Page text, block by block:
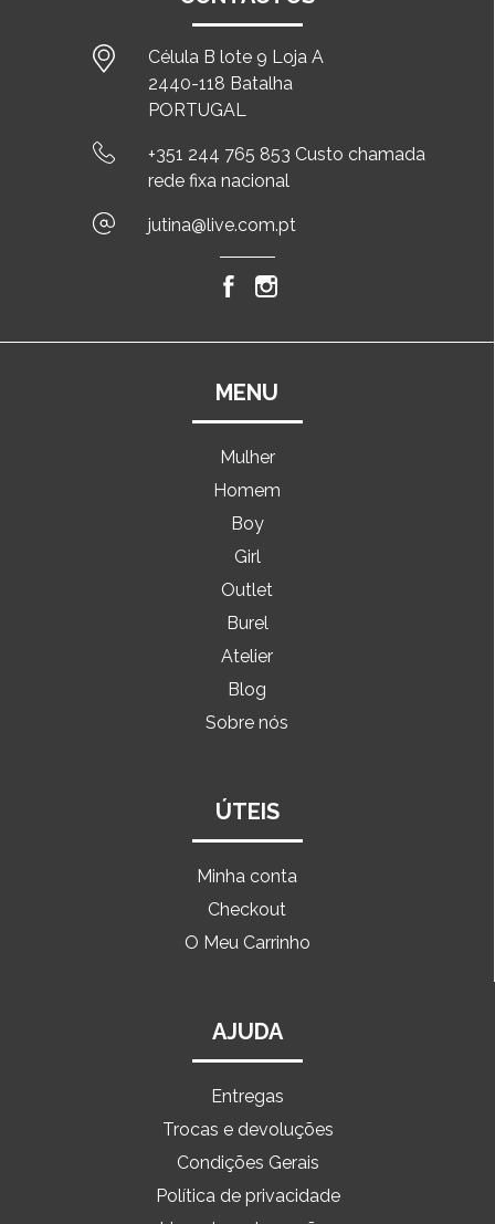
Célula B lote 9 Loja A
2440-118 Batalha
PORTUGAL
+351 244 765 853 Custo chamada
rede fixa nacional
jutina@live.com.pt
MENU
Mulher
Homem
Boy
Girl
Outlet
Burel
Atelier
Blog
Sobre nós
ÚTEIS
Minha conta
Checkout
O Meu Carrinho
AJUDA
Entregas
Trocas e devoluções
Condições Gerais
Política de privacidade